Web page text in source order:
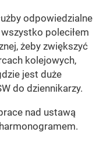
odpowiedzialne
poleciłem
żeby zwiększyć
kolejowych,
jest duże
do dziennikarzy.
nad ustawą